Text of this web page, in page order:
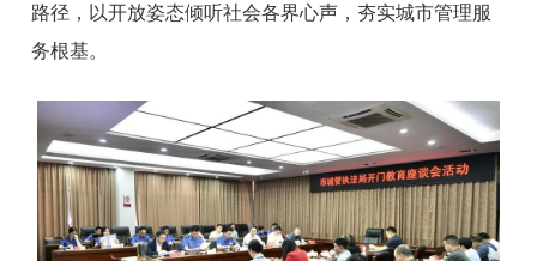
路径，以开放姿态倾听社会各界心声，夯实城市管理服
务根基。